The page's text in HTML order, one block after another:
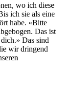
wo ich diese
ich sie als eine
habe. «Bitte
Das ist
Das sind
wir dringend